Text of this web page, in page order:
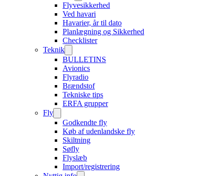
Flyvesikkerhed
Ved havari
Havarier, år til dato
Planlægning og Sikkerhed
Checklister
Teknik
BULLETINS
Avionics
Flyradio
Brændstof
Tekniske tips
ERFA grupper
Fly
Godkendte fly
Køb af udenlandske fly
Skiltning
Søfly
Flyslæb
Import/registrering